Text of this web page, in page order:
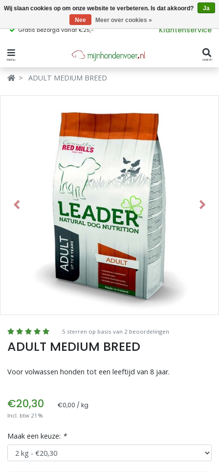
Gratis bezorgd vanaf €25,- Klantenservice
menu search
Verbergen
Merken
Supplementen
Ingrediënten
Verbergen
Waar ben je naar op zoek?
producttags
glutenvrij hondenvoer graanvrij hondenvoer
ADULT MEDIUM BREED
Previous Next
5 sterren op basis van 2 beoordelingen
ADULT MEDIUM BREED
Voor volwassen honden tot een leeftijd van 8 jaar.
€20,30 €0,00 / kg
Incl. btw 21%
Maak een keuze: *
Wij slaan cookies op om onze website te verbeteren. Is dat akkoord?
Ja
Nee
Meer over cookies »